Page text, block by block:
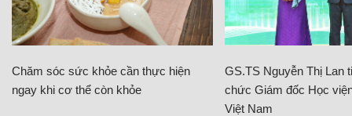
Chăm sóc sức khỏe cần thực hiện
ngay khi cơ thể còn khỏe
GS.TS Nguyễn Thị Lan
chức Giám đốc Học
Việt Nam